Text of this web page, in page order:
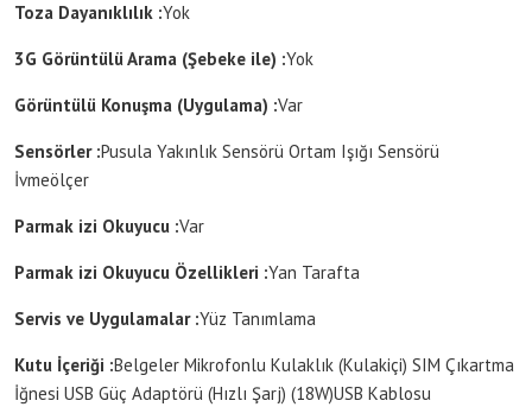
Toza Dayanıklılık :Yok
3G Görüntülü Arama (Şebeke ile) :Yok
Görüntülü Konuşma (Uygulama) :Var
Sensörler :Pusula Yakınlık Sensörü Ortam Işığı Sensörü
İvmeölçer
Parmak izi Okuyucu :Var
Parmak izi Okuyucu Özellikleri :Yan Tarafta
Servis ve Uygulamalar :Yüz Tanımlama
Kutu İçeriği :Belgeler Mikrofonlu Kulaklık (Kulakiçi) SIM Çıkartma
İğnesi USB Güç Adaptörü (Hızlı Şarj) (18W)USB Kablosu